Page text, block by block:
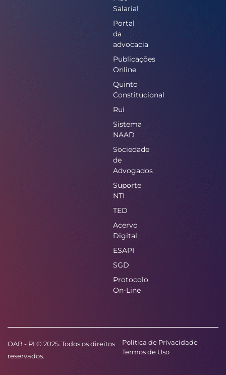
Salarial
Portal
da
advocacia
Publicações
Online
Quinto
Constitucional
Rui
Sistema
NAAD
Sociedade
de
Advogados
Suporte
NTI
TED
Acervo
Digital
ESAPI
SGD
Protocolo
On-Line
OAB - PI © 2025. Todos os direitos
reservados.
Política de Privacidade
Termos de Uso